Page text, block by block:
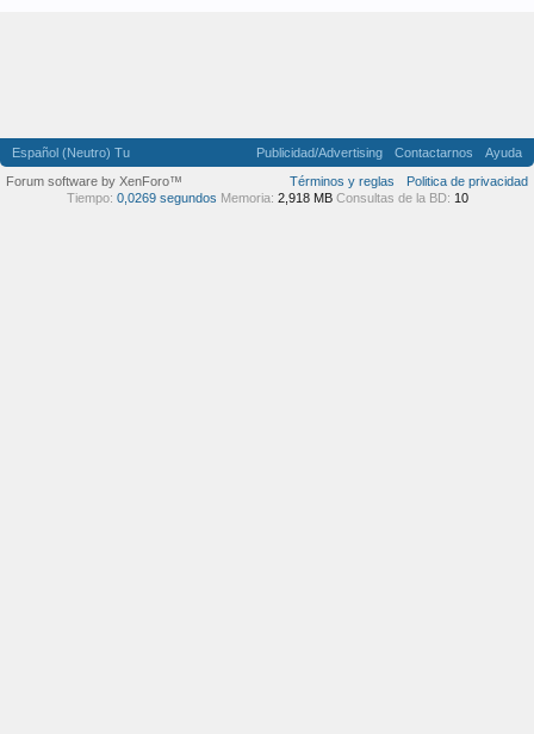
Español (Neutro) Tu Publicidad/Advertising Contactarnos
Ayuda
Términos y reglas
Politica de privacidad
Forum software by XenForo™
Tiempo: 0,0269 segundos Memoria: 2,918 MB Consultas de la BD: 10